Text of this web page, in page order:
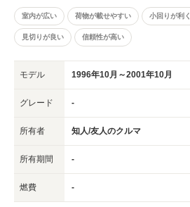
室内が広い 荷物が載せやすい 小回りが利く
見切りが良い 信頼性が高い
モデル 1996年10月～2001年10月
グレード -
所有者 知人/友人のクルマ
所有期間 -
燃費 -